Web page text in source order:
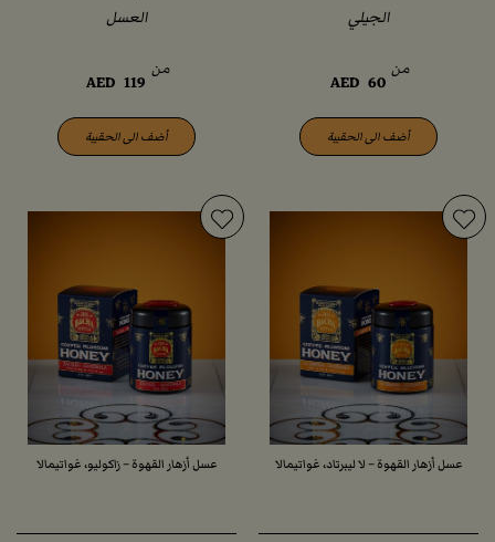
الجيلي
من
AED 60
أضف الى الحقيبة
العسل
من
AED 119
أضف الى الحقيبة
عسل أزهار القهوة – لا ليبرتاد، غواتيمالا عسل أزهار القهوة – زاكوليو، غواتيمالا